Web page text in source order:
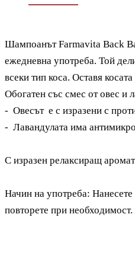
Шампоанът Farmavita Back
ежедневна употреба. Той
всеки тип коса. Оставя
Обогатен със смес от овес и
- Овесът е с изразени с
- Лавандулата има
С изразен релаксиращ
Начин на употреба:
повторете при необходимост.